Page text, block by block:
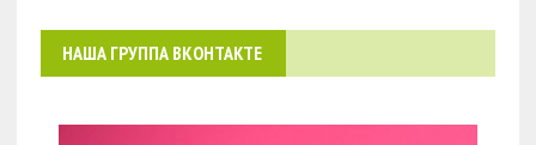
НАША ГРУППА ВКОНТАКТЕ